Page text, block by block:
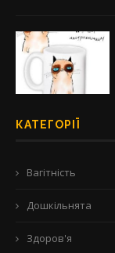
КАТЕГОРІЇ
Вагітність
Дошкільнята
Здоров'я